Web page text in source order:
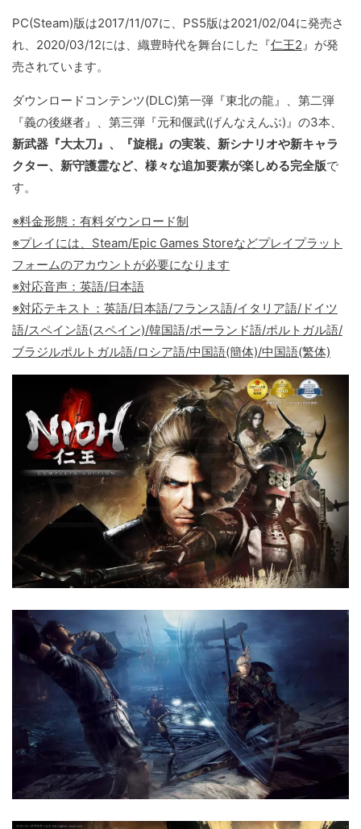
PC(Steam)版は2017/11/07に、PS5版は2021/02/04に発売さ
れ、2020/03/12には、織豊時代を舞台にした『仁王2』が発
売されています。
ダウンロードコンテンツ(DLC)第一弾『東北の龍』、第二弾
『義の後継者』、第三弾『元和偃武(げんなえんぶ)』の3本、
新武器『大太刀』、『旋棍』の実装、新シナリオや新キャラ
クター、新守護霊など、様々な追加要素が楽しめる完全版で
す。
※料金形態：有料ダウンロード制
※プレイには、Steam/Epic Games Storeなどプレイプラット
フォームのアカウントが必要になります
※対応音声：英語/日本語
※対応テキスト：英語/日本語/フランス語/イタリア語/ドイツ
語/スペイン語(スペイン)/韓国語/ポーランド語/ポルトガル語/
ブラジルポルトガル語/ロシア語/中国語(簡体)/中国語(繁体)